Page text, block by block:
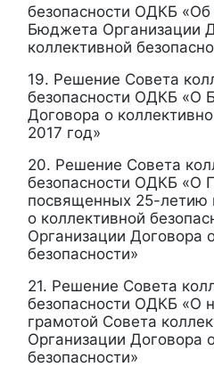
безопасности ОДКБ
Бюджета Организации
коллективной
19. Решение Совета
безопасности ОДКБ «О
Договора о
2017 год»
20. Решение Совета
безопасности ОДКБ «О
посвященных 25-летию
о коллективной
Организации Договора
безопасности»
21. Решение Совета
безопасности ОДКБ «О
грамотой Совета
Организации Договора
безопасности»